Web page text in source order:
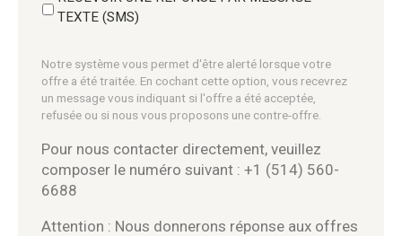
TEXTE (SMS)
Notre système vous permet d'être alerté lorsque votre
offre a été traitée. En cochant cette option, vous recevrez
un message vous indiquant si l'offre a été acceptée,
refusée ou si nous vous proposons une contre-offre.
Pour nous contacter directement, veuillez
composer le numéro suivant : +1 (514) 560-
6688
Attention : Nous donnerons réponse aux offres